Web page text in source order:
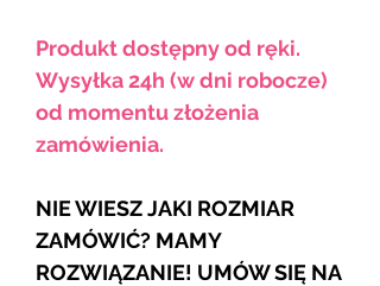
Produkt dostępny od ręki.
Wysyłka 24h (w dni robocze)
od momentu złożenia
zamówienia.
NIE WIESZ JAKI ROZMIAR
ZAMÓWIĆ? MAMY
ROZWIĄZANIE! UMÓW SIĘ NA